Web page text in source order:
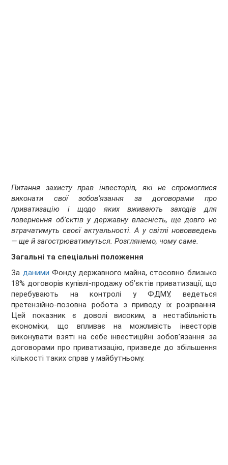
Питання захисту прав інвесторів, які не спромоглися
виконати свої зобов’язання за договорами про
приватизацію і щодо яких вживають заходів для
повернення об’єктів у державну власність, ще довго не
втрачатимуть своєї актуальності. А у світлі нововведень
— ще й загострюватимуться. Розглянемо, чому саме.
Загальні та спеціальні положення
За даними Фонду державного майна, стосовно близько
18% договорів купівлі-продажу об’єктів приватизації, що
перебувають на контролі у ФДМУ, ведеться
претензійно-позовна робота з приводу їх розірвання.
Цей показник є доволі високим, а нестабільність
економіки, що впливає на можливість інвесторів
виконувати взяті на себе інвестиційні зобов’язання за
договорами про приватизацію, призведе до збільшення
кількості таких справ у майбутньому.